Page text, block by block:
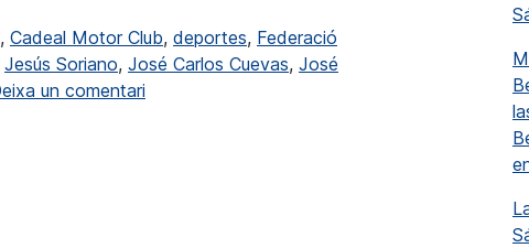
, Cadeal Motor Club, deportes, Federació
Jesús Soriano, José Carlos Cuevas, José
un comentari